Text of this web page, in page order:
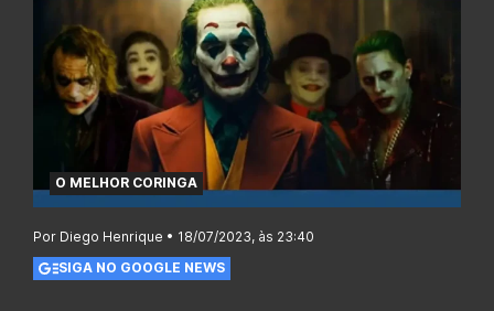
O MELHOR CORINGA
Por Diego Henrique • 18/07/2023, às 23:40
SIGA NO GOOGLE NEWS